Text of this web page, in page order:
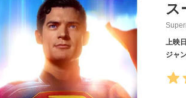
ス
上映
ジャ